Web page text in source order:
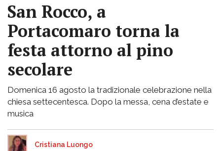
San Rocco, a
Portacomaro torna la
festa attorno al pino
secolare
Domenica 16 agosto la tradizionale celebrazione nella
chiesa settecentesca. Dopo la messa, cena d’estate e
musica
Cristiana Luongo